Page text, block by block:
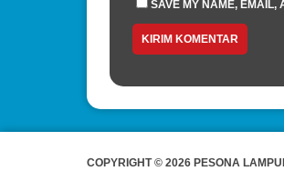
SAVE MY NAME, EMAIL,
COPYRIGHT © 2026 PESONA